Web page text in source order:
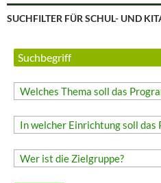
SUCHFILTER FÜR SCHUL- UND